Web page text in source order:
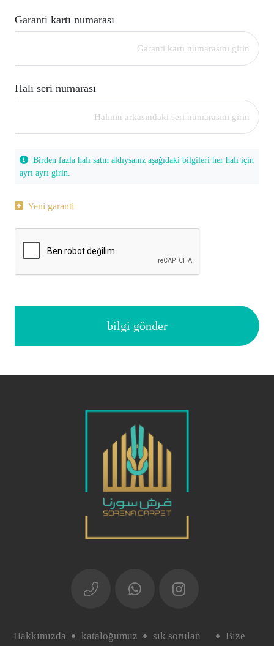
Garanti kartı numarası
Halı seri numarası
Birden fazla halı satın aldıysanız aşağıdaki bilgileri her halı için
ayrı ayrı girin.
Yeni garanti
bilgi gönder
Hakkımızda kataloğumuz
sık sorulan
Bize